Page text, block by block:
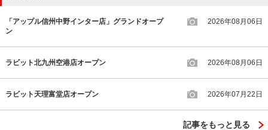
「アップル信州中野インター店」グランドオープ
ン
2026年08月06日
ラビット北九州空港店オープン 2026年08月06日
ラビット天理富堂店オープン 2026年07月22日
記事をもっと見る